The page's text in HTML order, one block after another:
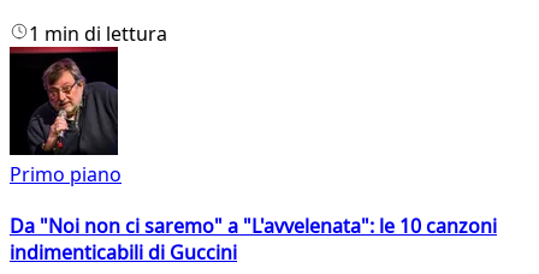
1 min di lettura
Primo piano
Da "Noi non ci saremo" a "L'avvelenata": le 10 canzoni
indimenticabili di Guccini